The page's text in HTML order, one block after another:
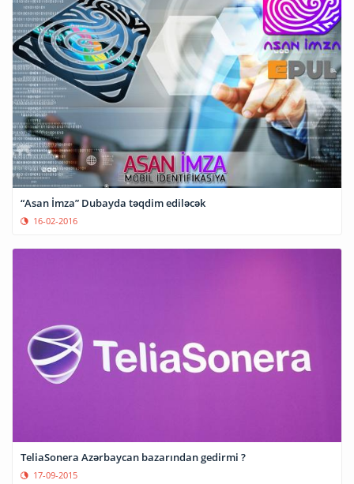
“Asan İmza” Dubayda təqdim ediləcək
16-02-2016
TeliaSonera Azərbaycan bazarından gedirmi ?
17-09-2015